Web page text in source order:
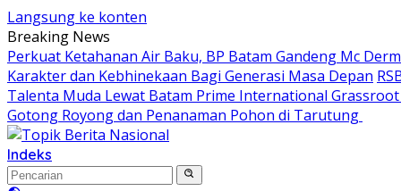
Langsung ke konten
Breaking News
Perkuat Ketahanan Air Baku, BP Batam Gandeng Mc
Karakter dan Kebhinekaan Bagi Generasi Masa Depan
Talenta Muda Lewat Batam Prime International Grassroot
Gotong Royong dan Penanaman Pohon di Tarutung ‎
Indeks